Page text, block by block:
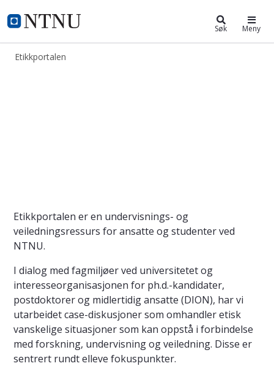
NTNU Hjemmeside
Etikkportalen Søk Meny
Etikkportalen
Etikkportalen er en undervisnings- og
veiledningsressurs for ansatte og studenter ved
NTNU.
I dialog med fagmiljøer ved universitetet og
interesseorganisasjonen for ph.d.-kandidater,
postdoktorer og midlertidig ansatte (DION), har vi
utarbeidet case-diskusjoner som omhandler etisk
vanskelige situasjoner som kan oppstå i forbindelse
med forskning, undervisning og veiledning. Disse er
sentrert rundt elleve fokuspunkter.